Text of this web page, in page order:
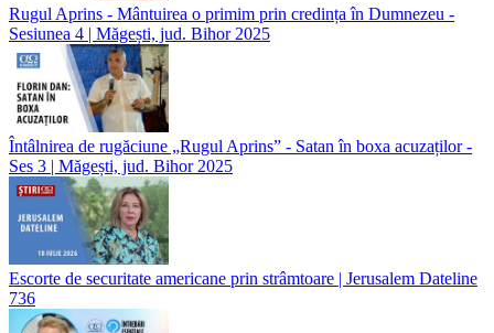
Rugul Aprins - Mântuirea o primim prin credința în Dumnezeu -
Sesiunea 4 | Măgești, jud. Bihor 2025
Întâlnirea de rugăciune „Rugul Aprins” - Satan în boxa acuzaților -
Ses 3 | Măgești, jud. Bihor 2025
Escorte de securitate americane prin strâmtoare | Jerusalem Dateline
736